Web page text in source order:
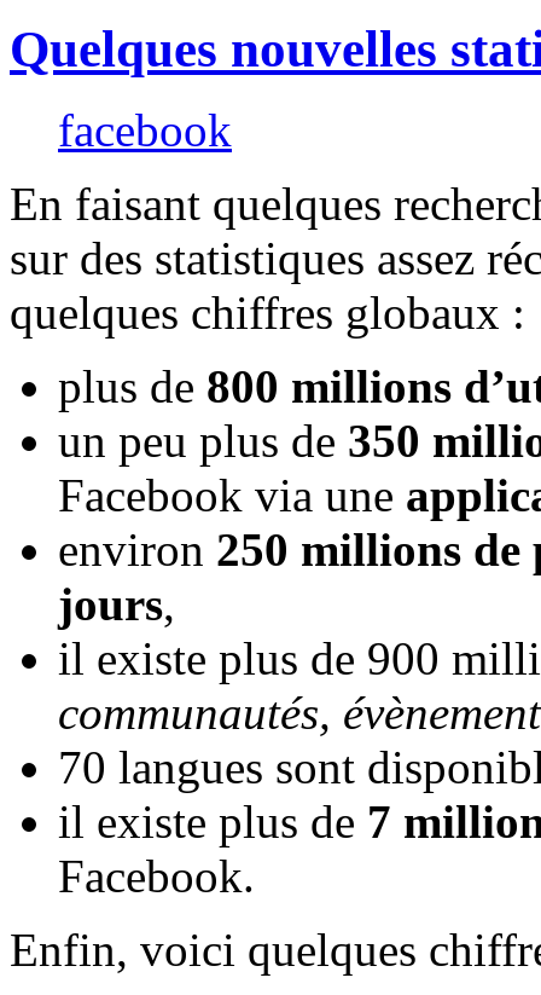
Quelques nouvelles
facebook
En faisant quelques
sur des statistiques assez
quelques chiffres globaux :
plus de 800 millions
un peu plus de 350
Facebook via une
environ 250 millions de
jours,
il existe plus de 900
communautés,
70 langues sont
il existe plus de 7
Facebook.
Enfin, voici quelques